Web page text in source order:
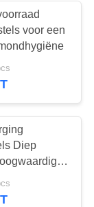
28
voor een
Diep
350 g Wit